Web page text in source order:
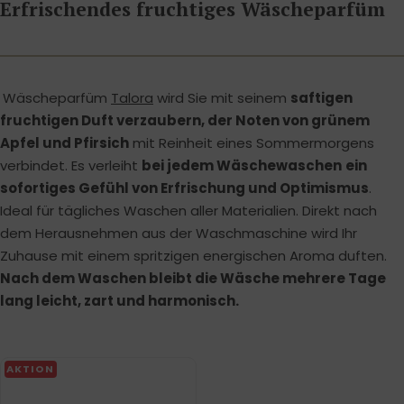
Erfrischendes fruchtiges Wäscheparfüm
Wäscheparfüm Talora wird Sie mit seinem saftigen
fruchtigen Duft verzaubern, der Noten von grünem
Apfel und Pfirsich mit Reinheit eines Sommermorgens
verbindet. Es verleiht bei jedem Wäschewaschen ein
sofortiges Gefühl von Erfrischung und Optimismus.
Ideal für tägliches Waschen aller Materialien. Direkt nach
dem Herausnehmen aus der Waschmaschine wird Ihr
Zuhause mit einem spritzigen energischen Aroma duften.
Nach dem Waschen bleibt die Wäsche mehrere Tage
lang leicht, zart und harmonisch.
AKTION